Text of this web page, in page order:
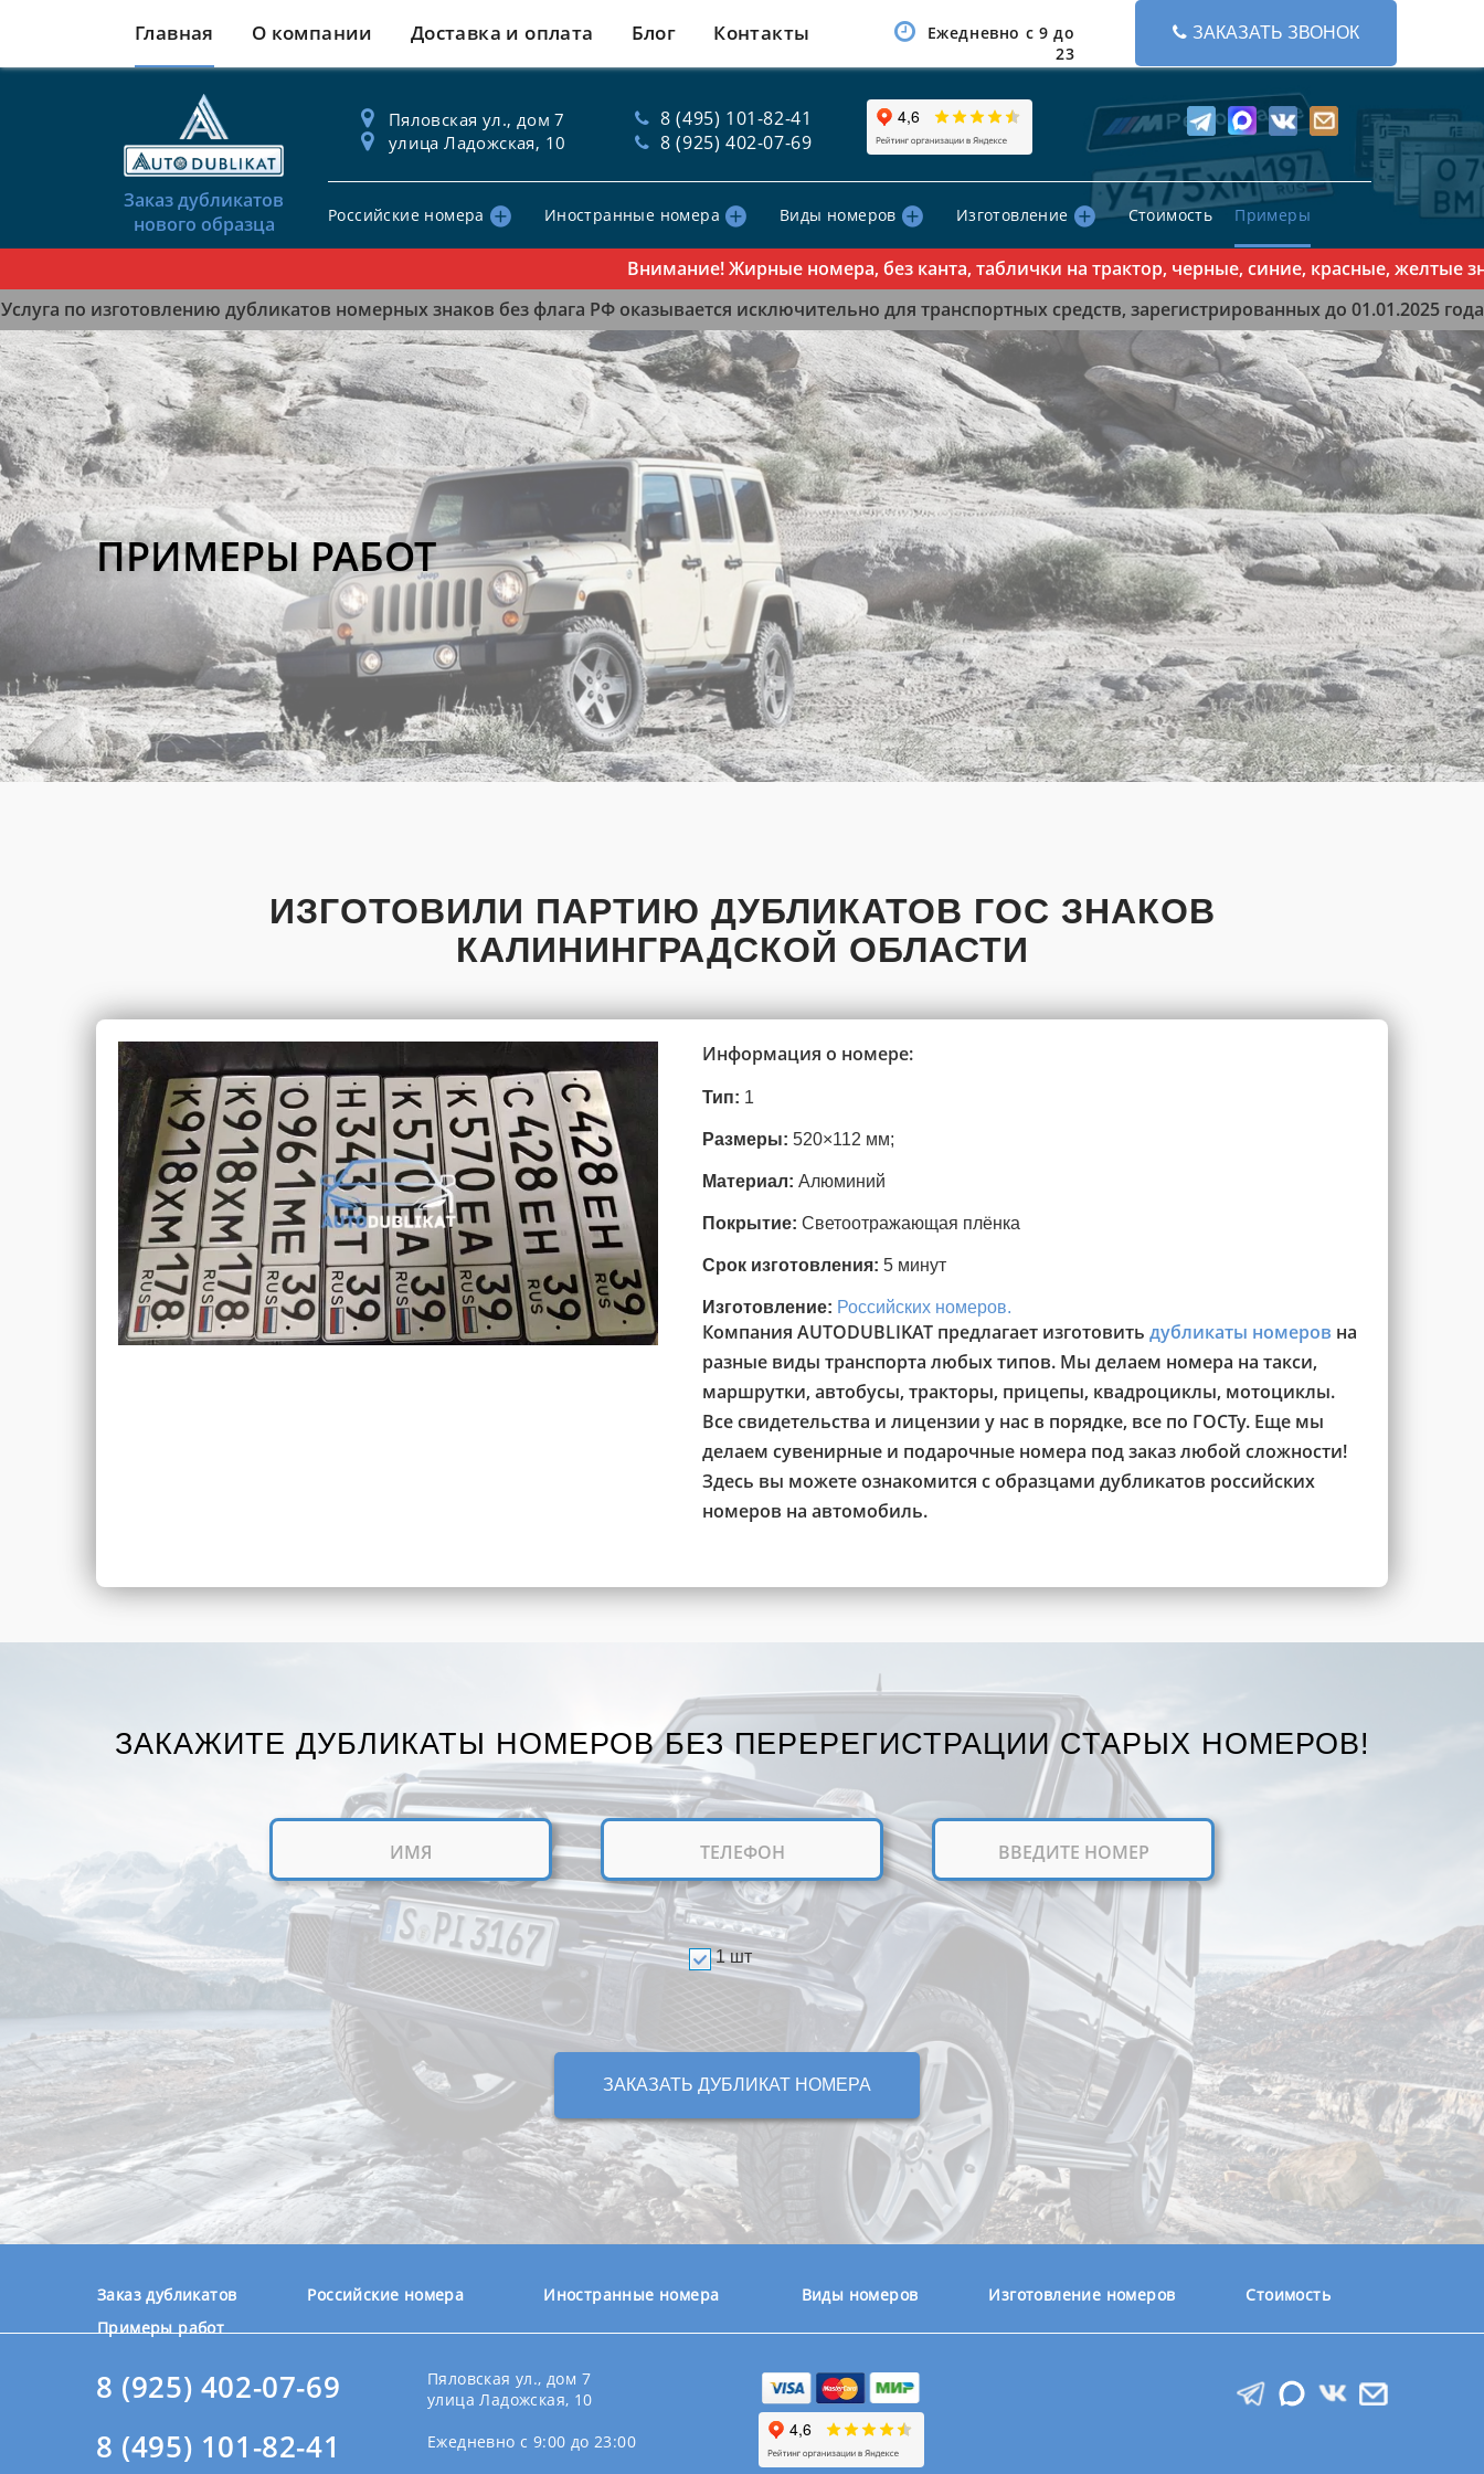
Главная О компании Доставка и оплата Блог Контакты
Ежедневно с 9 до
23
ЗАКАЗАТЬ ЗВОНОК
Заказ дубликатов
нового образца
Пяловская ул., дом 7
улица Ладожская, 10
8 (495) 101-82-41
8 (925) 402-07-69
Российские номера Иностранные номера Виды номеров Изготовление Стоимость Примеры
Внимание! Жирные номера, без канта, таблички на трактор, черные, синие, красные, желтые
Услуга по изготовлению дубликатов номерных знаков без флага РФ оказывается исключительно для транспортных средств, зарегистрированных до 01.01.2025 года
ПРИМЕРЫ РАБОТ
ИЗГОТОВИЛИ ПАРТИЮ ДУБЛИКАТОВ ГОС ЗНАКОВ
КАЛИНИНГРАДСКОЙ ОБЛАСТИ
Информация о номере:
Тип: 1
Размеры: 520×112 мм;
Материал: Алюминий
Покрытие: Светоотражающая плёнка
Срок изготовления: 5 минут
Изготовление: Российских номеров.
Компания AUTODUBLIKAT предлагает изготовить дубликаты номеров на
разные виды транспорта любых типов. Мы делаем номера на такси,
маршрутки, автобусы, тракторы, прицепы, квадроциклы, мотоциклы.
Все свидетельства и лицензии у нас в порядке, все по ГОСТу. Еще мы
делаем сувенирные и подарочные номера под заказ любой сложности!
Здесь вы можете ознакомится с образцами дубликатов российских
номеров на автомобиль.
ЗАКАЖИТЕ ДУБЛИКАТЫ НОМЕРОВ БЕЗ ПЕРЕРЕГИСТРАЦИИ СТАРЫХ НОМЕРОВ!
1 шт
ЗАКАЗАТЬ ДУБЛИКАТ НОМЕРА
Заказ дубликатов Российские номера Иностранные номера Виды номеров Изготовление номеров
Стоимость
Примеры работ
8 (925) 402-07-69
8 (495) 101-82-41
Пяловская ул., дом 7
улица Ладожская, 10
Ежедневно с 9:00 до 23:00